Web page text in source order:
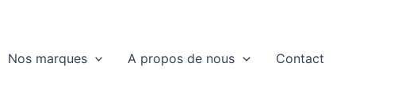
Nos marques A propos de nous Contact